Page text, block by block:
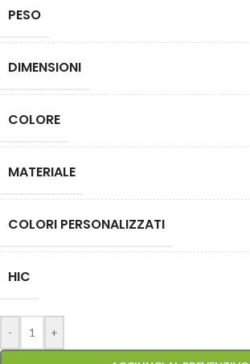
PESO
DIMENSIONI
COLORE
MATERIALE
COLORI PERSONALIZZATI
HIC
- +